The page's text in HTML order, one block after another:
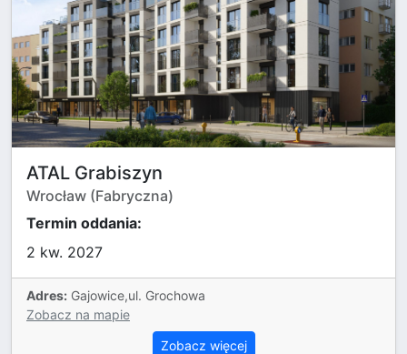
ATAL Grabiszyn
Wrocław (Fabryczna)
Termin oddania:
2 kw. 2027
Adres: Gajowice,ul. Grochowa
Zobacz na mapie
Zobacz więcej